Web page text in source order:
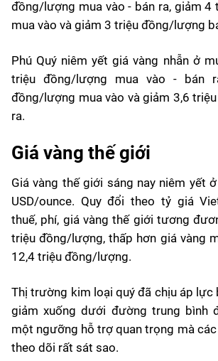
đồng/lượng mua vào - bán ra, giảm
mua vào và giảm 3 triệu đồng/lượng
Phú Quý niêm yết giá vàng nhẫn ở
triệu đồng/lượng mua vào - bán
đồng/lượng mua vào và giảm 3,6
ra.
Giá vàng thế giới
Giá vàng thế giới sáng nay niêm yết
USD/ounce. Quy đổi theo tỷ giá
thuế, phí, giá vàng thế giới tương
triệu đồng/lượng, thấp hơn giá vàng
12,4 triệu đồng/lượng.
Thị trường kim loại quý đã chịu áp lực
giảm xuống dưới đường trung bình
một ngưỡng hỗ trợ quan trọng mà các
theo dõi rất sát sao.